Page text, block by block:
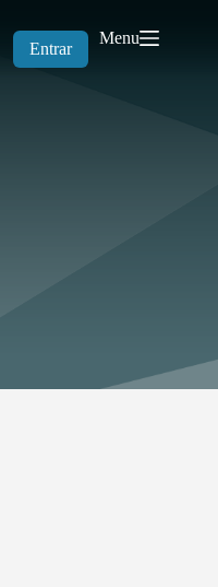
Entrar
Menu